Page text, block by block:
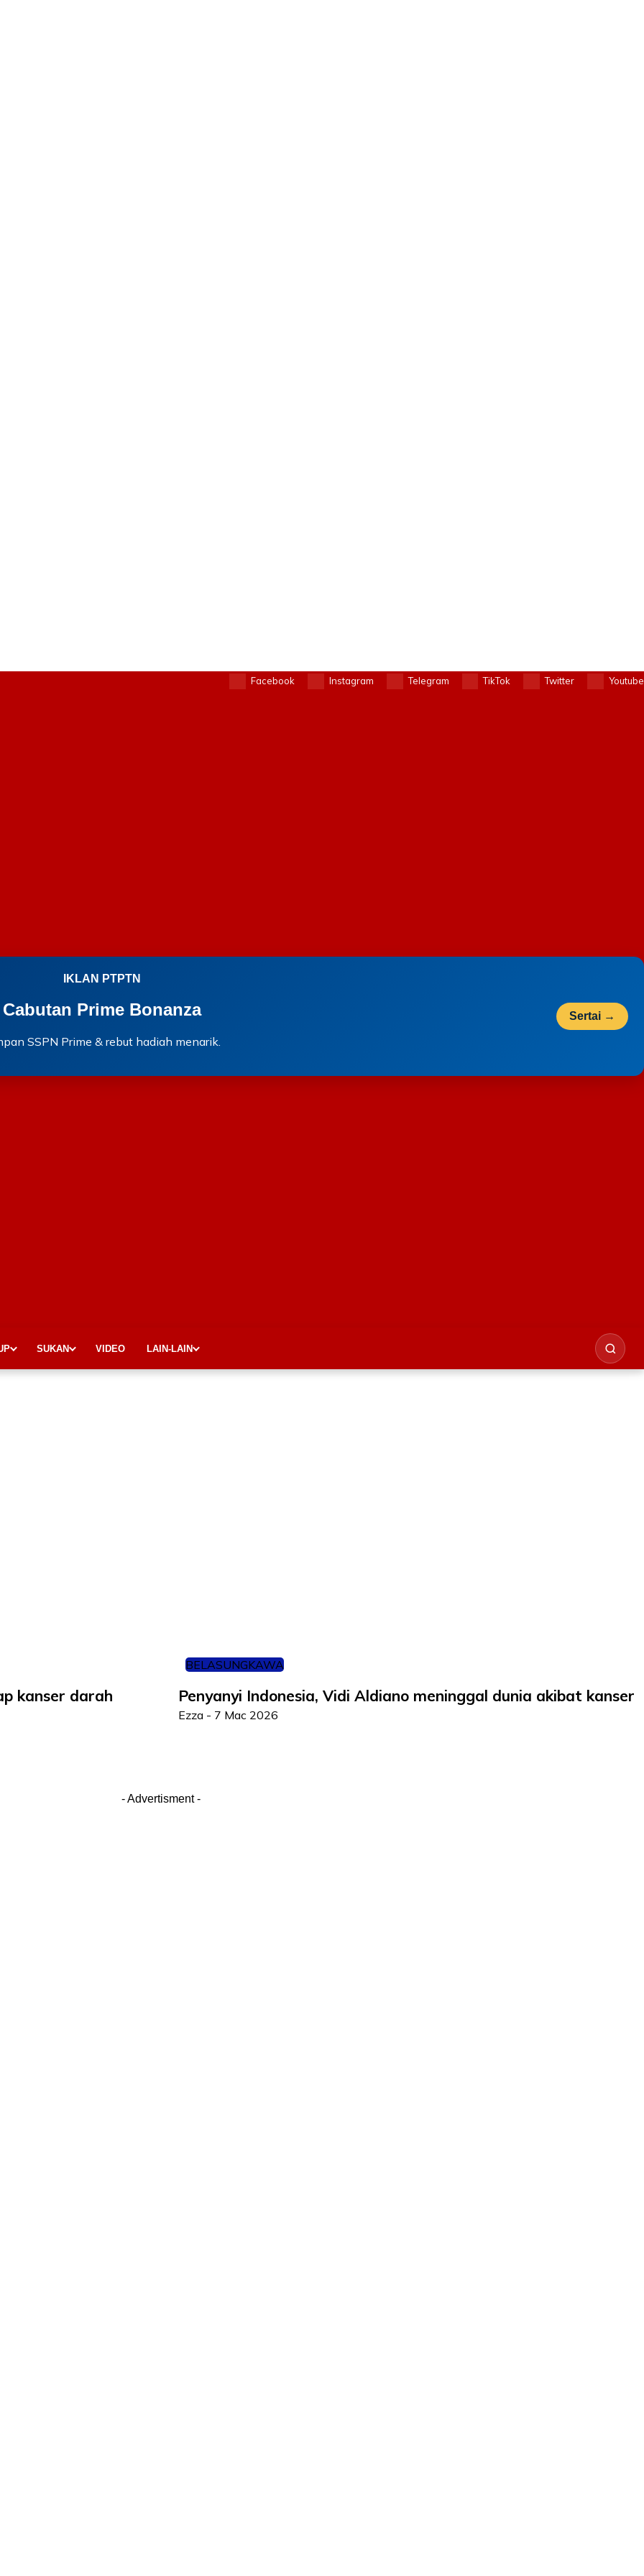
Facebook Instagram Telegram TikTok Twitter Youtube
IKLAN PTPTN
Cabutan Prime Bonanza
SSPN Prime & rebut hadiah menarik.
Sertai →
SUKAN VIDEO LAIN-LAIN
kanser darah
BELASUNGKAWA
Penyanyi Indonesia, Vidi Aldiano meninggal dunia akibat kanser
Ezza - 7 Mac 2026
- Advertisment -